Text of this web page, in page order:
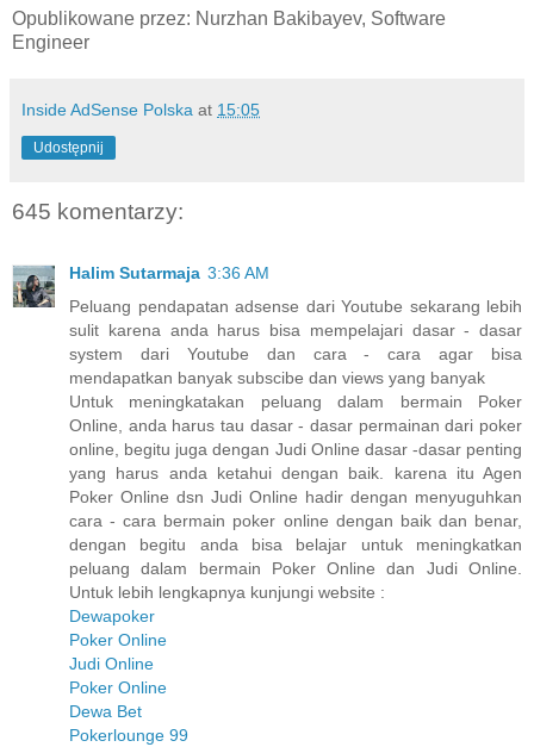
Opublikowane przez: Nurzhan Bakibayev, Software
Engineer
Inside AdSense Polska at 15:05
Udostępnij
645 komentarzy:
Halim Sutarmaja 3:36 AM
Peluang pendapatan adsense dari Youtube sekarang lebih
sulit karena anda harus bisa mempelajari dasar - dasar
system dari Youtube dan cara - cara agar bisa
mendapatkan banyak subscibe dan views yang banyak
Untuk meningkatakan peluang dalam bermain Poker
Online, anda harus tau dasar - dasar permainan dari poker
online, begitu juga dengan Judi Online dasar -dasar penting
yang harus anda ketahui dengan baik. karena itu Agen
Poker Online dsn Judi Online hadir dengan menyuguhkan
cara - cara bermain poker online dengan baik dan benar,
dengan begitu anda bisa belajar untuk meningkatkan
peluang dalam bermain Poker Online dan Judi Online.
Untuk lebih lengkapnya kunjungi website :
Dewapoker
Poker Online
Judi Online
Poker Online
Dewa Bet
Pokerlounge 99